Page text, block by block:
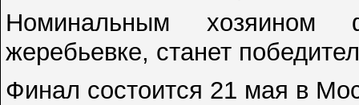
Номинальным хозяином
жеребьевке, станет
Финал состоится 21 мая в